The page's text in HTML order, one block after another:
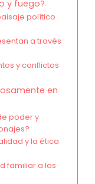
y fuego?
político
a través
y conflictos
en
poder y
y la ética
familiar a las